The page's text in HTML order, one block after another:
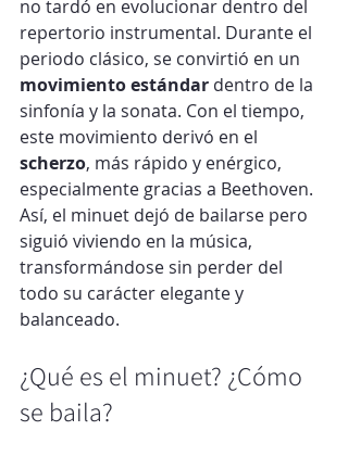
no tardó en evolucionar dentro del
repertorio instrumental. Durante el
periodo clásico, se convirtió en un
movimiento estándar dentro de la
sinfonía y la sonata. Con el tiempo,
este movimiento derivó en el
scherzo, más rápido y enérgico,
especialmente gracias a Beethoven.
Así, el minuet dejó de bailarse pero
siguió viviendo en la música,
transformándose sin perder del
todo su carácter elegante y
balanceado.
¿Qué es el minuet? ¿Cómo
se baila?